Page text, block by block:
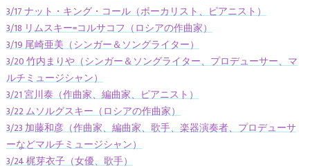
3/17 ナット・キング・コール（ボーカリスト、ピアニスト）
3/18 リムスキー=コルサコフ（ロシアの作曲家）
3/19 尾崎亜美（シンガー＆ソングライター）
3/20 竹内まりや（シンガー＆ソングライター、プロデューサー、マ
ルチミュージシャン）
3/21 宮川泰（作曲家、編曲家、ピアニスト）
3/22 ムソルグスキー（ロシアの作曲家）
3/23 加藤和彦（作曲家、編曲家、歌手、楽器演奏者、プロデューサ
ーなどマルチミュージシャン）
3/24 梶芽衣子（女優、歌手）